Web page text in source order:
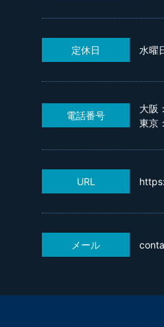
定休日 水曜
電話番号
大阪
東京
URL
メール